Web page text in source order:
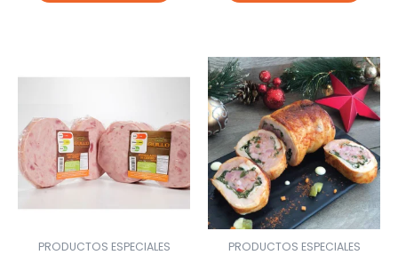
PRODUCTOS ESPECIALES PRODUCTOS ESPECIALES